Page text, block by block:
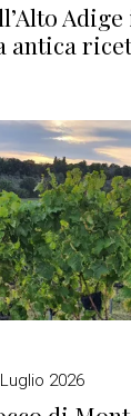
antica
2026